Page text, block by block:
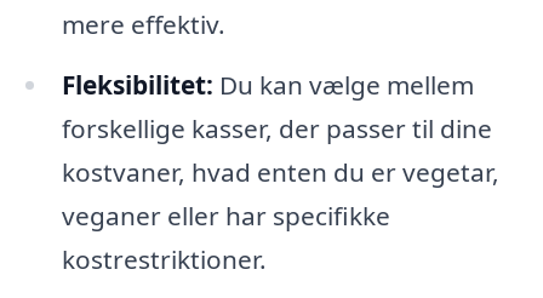
mere effektiv.
Fleksibilitet: Du kan vælge mellem
forskellige kasser, der passer til dine
kostvaner, hvad enten du er vegetar,
veganer eller har specifikke
kostrestriktioner.